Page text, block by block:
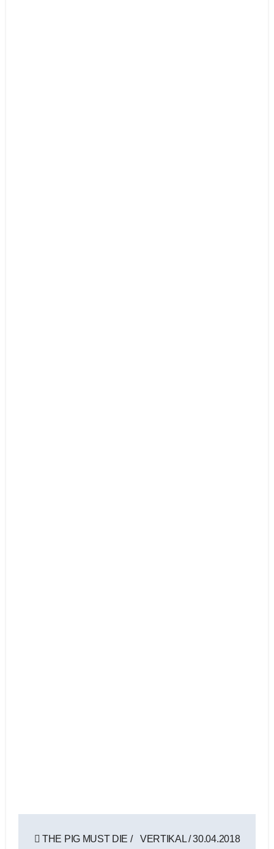
THE PIG MUST DIE /
VERTIKAL / 30.04.2018